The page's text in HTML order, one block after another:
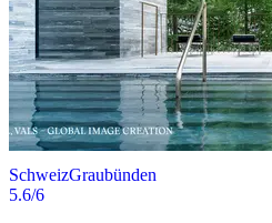
SchweizGraubünden
5.6/6